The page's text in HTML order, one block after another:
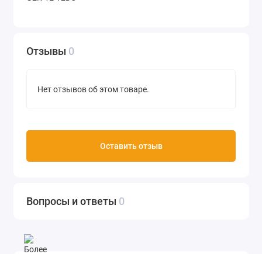
Отзывы 0
Нет отзывов об этом товаре.
Оставить отзыв
Вопросы и ответы 0